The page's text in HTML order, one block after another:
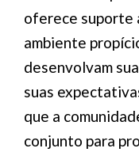
oferece suporte
ambiente
desenvolvam
suas
que a
conjunto para